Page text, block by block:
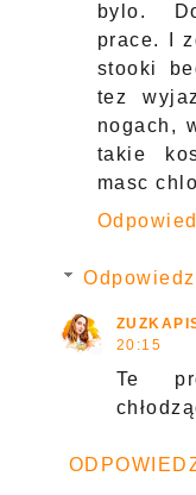
bylo.
prace. I
stooki
tez
nogach,
takie
masc
20:15
Te